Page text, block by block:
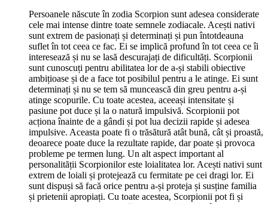
Persoanele născute în zodia Scorpion sunt adesea considerate
cele mai intense dintre toate semnele zodiacale. Acești nativi
sunt extrem de pasionați și determinați și pun întotdeauna
suflet în tot ceea ce fac. Ei se implică profund în tot ceea ce îi
interesează și nu se lasă descurajați de dificultăți. Scorpionii
sunt cunoscuți pentru abilitatea lor de a-și stabili obiective
ambițioase și de a face tot posibilul pentru a le atinge. Ei sunt
determinați și nu se tem să muncească din greu pentru a-și
atinge scopurile. Cu toate acestea, aceeași intensitate și
pasiune pot duce și la o natură impulsivă. Scorpionii pot
acționa înainte de a gândi și pot lua decizii rapide și adesea
impulsive. Aceasta poate fi o trăsătură atât bună, cât și proastă,
deoarece poate duce la rezultate rapide, dar poate și provoca
probleme pe termen lung. Un alt aspect important al
personalității Scorpionilor este loialitatea lor. Acești nativi sunt
extrem de loiali și protejează cu fermitate pe cei dragi lor. Ei
sunt dispuși să facă orice pentru a-și proteja și susține familia
și prietenii apropiați. Cu toate acestea, Scorpionii pot fi și